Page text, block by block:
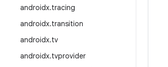
androidx.tracing
androidx.transition
androidx.tv
androidx.tvprovider